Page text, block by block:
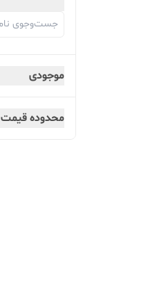
موجودی
محدوده قیمت